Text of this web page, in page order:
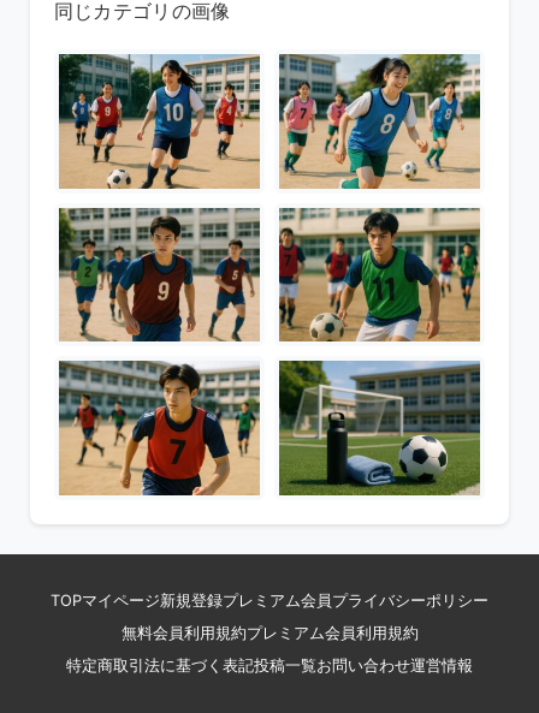
同じカテゴリの画像
TOPマイページ新規登録プレミアム会員 プライバシーポリシー
無料会員利用規約プレミアム会員利用規約
特定商取引法に基づく表記投稿一覧お問い合わせ運営情報